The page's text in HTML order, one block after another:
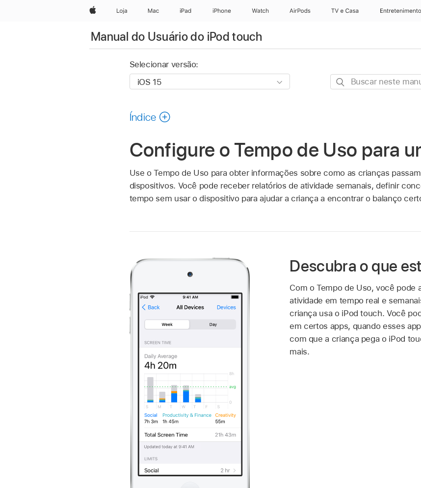
AppleLoja Mac iPad iPhone Apple Watch AirPods TV e Casa Entretenimento
Manual do Usuário do iPod touch
Selecionar versão:
Buscar
Índice
Configure o Tempo de Uso para
Use o Tempo de Uso para obter informações sobre como as crianças
dispositivos. Você pode receber relatórios de atividade semanais, definir
tempo sem usar o dispositivo para ajudar a criança a encontrar o balanço
Descubra o que
Com o Tempo de Uso, você pode
atividade em tempo real e
criança usa o iPod touch. Você
em certos apps, quando esses
com que a criança pega o iPod
mais.